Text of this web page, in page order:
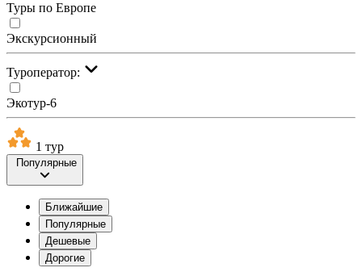
Туры по Европе
Экскурсионный
Туроператор:
Экотур-6
1 тур
Популярные
Ближайшие
Популярные
Дешевые
Дорогие